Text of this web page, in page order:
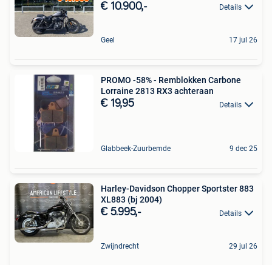
€ 10.900,- Details
Geel 17 jul 26
PROMO -58% - Remblokken Carbone
Lorraine 2813 RX3 achteraan
€ 19,95 Details
Glabbeek-Zuurbemde 9 dec 25
Harley-Davidson Chopper Sportster 883
XL883 (bj 2004)
€ 5.995,- Details
Zwijndrecht 29 jul 26